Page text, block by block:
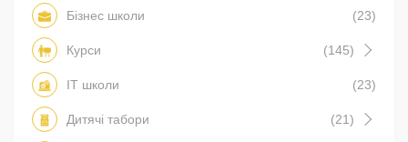
Бізнес школи (23)
Курси (145)
IT школи (23)
Дитячі табори (21)